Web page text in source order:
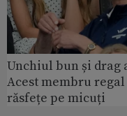
Unchiul bun și
Acest membru
răsfețe pe micuți